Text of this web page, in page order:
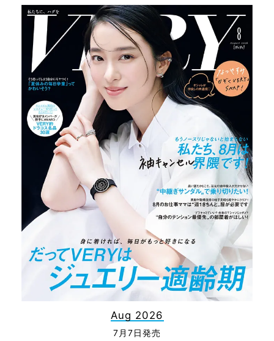
Aug 2026
7月7日発売